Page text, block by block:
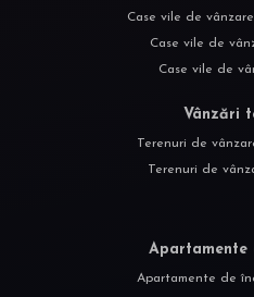
Case vile de
Case vile de
Case vile de
Vânzări
Terenuri de
Terenuri de
Apartamente
Apartamente de